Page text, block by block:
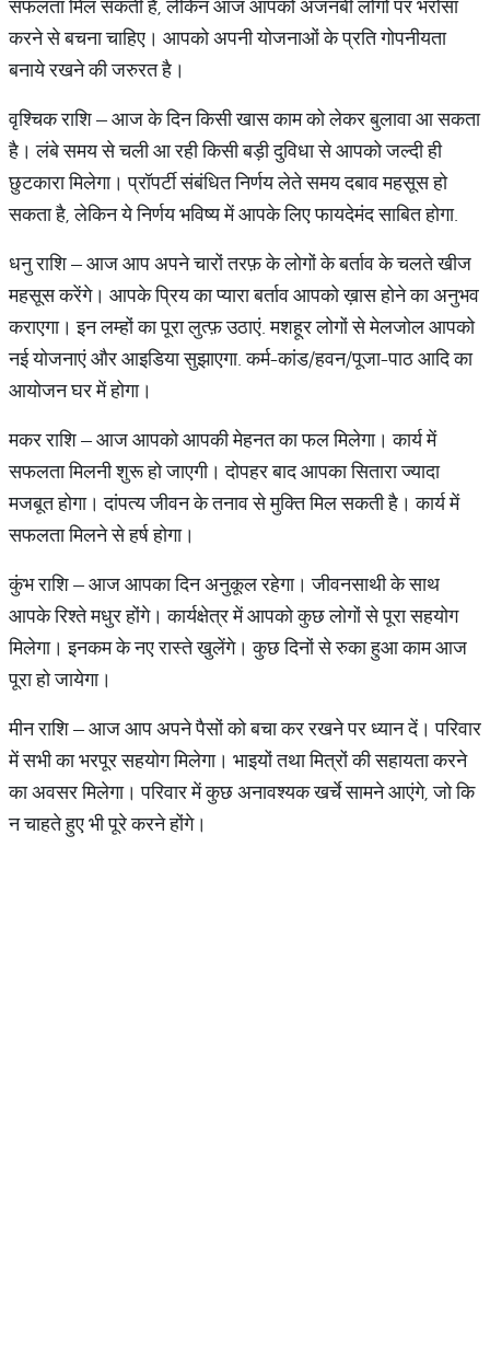
सफलता मिल सकती है, लेकिन आज आपको अजनबी लोगों पर भरोसा
करने से बचना चाहिए। आपको अपनी योजनाओं के प्रति गोपनीयता
बनाये रखने की जरुरत है।
वृश्चिक राशि – आज के दिन किसी खास काम को लेकर बुलावा आ सकता
है। लंबे समय से चली आ रही किसी बड़ी दुविधा से आपको जल्दी ही
छुटकारा मिलेगा। प्रॉपर्टी संबंधित निर्णय लेते समय दबाव महसूस हो
सकता है, लेकिन ये निर्णय भविष्य में आपके लिए फायदेमंद साबित होगा.
धनु राशि – आज आप अपने चारों तरफ़ के लोगों के बर्ताव के चलते खीज
महसूस करेंगे। आपके प्रिय का प्यारा बर्ताव आपको ख़ास होने का अनुभव
कराएगा। इन लम्हों का पूरा लुत्फ़ उठाएं. मशहूर लोगों से मेलजोल आपको
नई योजनाएं और आइडिया सुझाएगा. कर्म-कांड/हवन/पूजा-पाठ आदि का
आयोजन घर में होगा।
मकर राशि – आज आपको आपकी मेहनत का फल मिलेगा। कार्य में
सफलता मिलनी शुरू हो जाएगी। दोपहर बाद आपका सितारा ज्यादा
मजबूत होगा। दांपत्य जीवन के तनाव से मुक्ति मिल सकती है। कार्य में
सफलता मिलने से हर्ष होगा।
कुंभ राशि – आज आपका दिन अनुकूल रहेगा। जीवनसाथी के साथ
आपके रिश्ते मधुर होंगे। कार्यक्षेत्र में आपको कुछ लोगों से पूरा सहयोग
मिलेगा। इनकम के नए रास्ते खुलेंगे। कुछ दिनों से रुका हुआ काम आज
पूरा हो जायेगा।
मीन राशि – आज आप अपने पैसों को बचा कर रखने पर ध्यान दें। परिवार
में सभी का भरपूर सहयोग मिलेगा। भाइयों तथा मित्रों की सहायता करने
का अवसर मिलेगा। परिवार में कुछ अनावश्यक खर्चे सामने आएंगे, जो कि
न चाहते हुए भी पूरे करने होंगे।